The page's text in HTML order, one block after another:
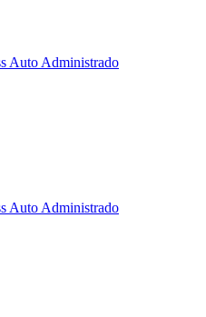
Auto Administrado
Auto Administrado